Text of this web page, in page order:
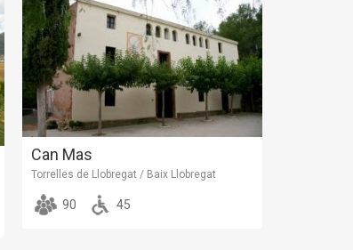
Can Mas
Torrelles de Llobregat / Baix Llobregat
90 45